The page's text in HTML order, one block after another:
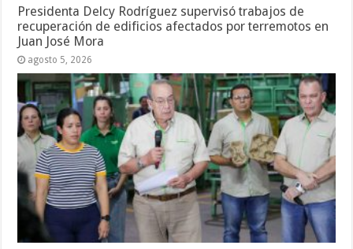
Presidenta Delcy Rodríguez supervisó trabajos de
recuperación de edificios afectados por terremotos en
Juan José Mora
agosto 5, 2026